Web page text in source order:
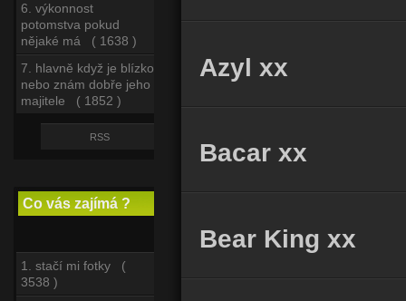
6. výkonnost
potomstva pokud
nějaké má ( 1638 )
7. hlavně když je blízko
nebo znám dobře jeho
majitele ( 1852 )
RSS
Co vás zajímá ?
1. stačí mi fotky (
3538 )
Azyl xx
Bacar xx
Bear King xx